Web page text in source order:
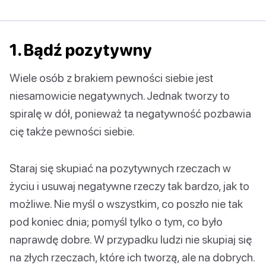
1. Bądź pozytywny
Wiele osób z brakiem pewności siebie jest
niesamowicie negatywnych. Jednak tworzy to
spiralę w dół, ponieważ ta negatywność pozbawia
cię także pewności siebie.
Staraj się skupiać na pozytywnych rzeczach w
życiu i usuwaj negatywne rzeczy tak bardzo, jak to
możliwe. Nie myśl o wszystkim, co poszło nie tak
pod koniec dnia; pomyśl tylko o tym, co było
naprawdę dobre. W przypadku ludzi nie skupiaj się
na złych rzeczach, które ich tworzą, ale na dobrych.